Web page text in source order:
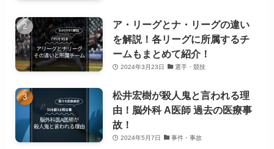
ア・リーグとナ・リーグの違い
を解説！各リーグに所属するチ
ームもまとめて紹介！
2024年3月23日 選手・競技
松井宏樹が殺人鬼と言われる理
由！脳外科 A医師 過去の医療事
故！
2024年5月7日 事件・事故